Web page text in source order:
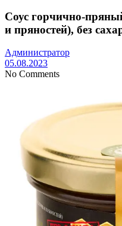
Соус горчично-
и пряностей), без
Администратор
05.08.2023
No Comments